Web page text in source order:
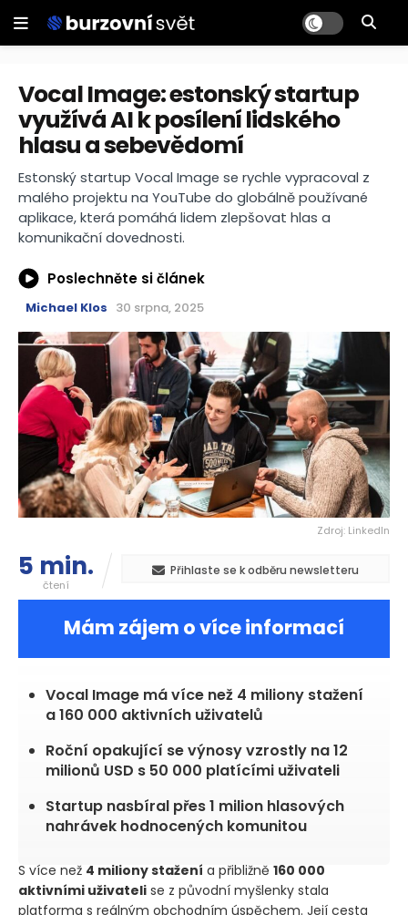
Vocal Image: estonský startup
využívá AI k posílení lidského
hlasu a sebevědomí
Estonský startup Vocal Image se rychle vypracoval z
malého projektu na YouTube do globálně používané
aplikace, která pomáhá lidem zlepšovat hlas a
komunikační dovednosti.
Poslechněte si článek
Michael Klos 30 srpna, 2025
Zdroj: LinkedIn
5 min.
čtení
Přihlaste se k odběru newsletteru
Mám zájem o více informací
Vocal Image má více než 4 miliony stažení
a 160 000 aktivních uživatelů
Roční opakující se výnosy vzrostly na 12
milionů USD s 50 000 platícími uživateli
Startup nasbíral přes 1 milion hlasových
nahrávek hodnocených komunitou
S více než 4 miliony stažení a přibližně 160 000
aktivními uživateli se z původní myšlenky stala
platforma s reálným obchodním úspěchem. Její cesta